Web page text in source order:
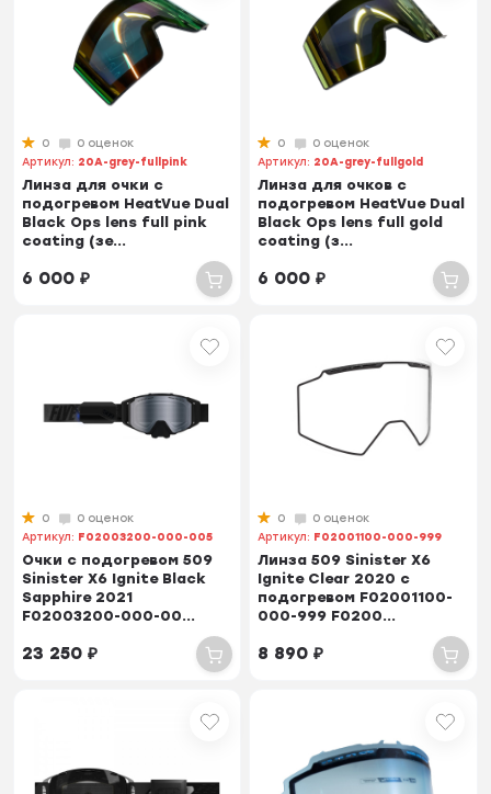
0
0 оценок
Артикул: 20A-grey-fullpink
Линза для очки с
подогревом HeatVue Dual
Black Ops lens full pink
coating (зе...
6 000₽
0
0 оценок
Артикул: 20A-grey-fullgold
Линза для очков с
подогревом HeatVue Dual
Black Ops lens full gold
coating (з...
6 000₽
0
0 оценок
Артикул: F02003200-000-005
Очки с подогревом 509
Sinister X6 Ignite Black
Sapphire 2021
F02003200-000-00...
23 250₽
0
0 оценок
Артикул: F02001100-000-999
Линза 509 Sinister X6
Ignite Clear 2020 с
подогревом F02001100-
000-999 F0200...
8 890₽